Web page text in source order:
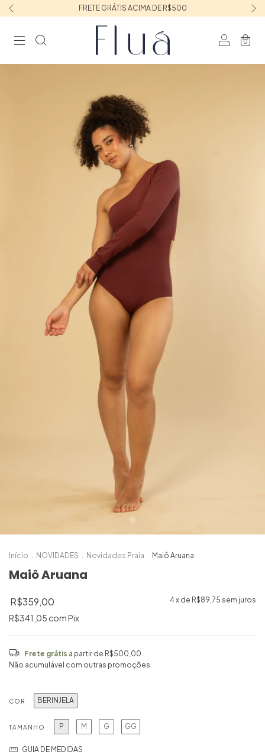
FRETE GRÁTIS ACIMA DE R$500
0
Início NOVIDADES Novidades Praia Maiô Aruana
Maiô Aruana
R$359,00 4 x de R$89,75 sem juros
R$341,05 comPix
Frete grátis a partir de R$500,00
Não acumulável com outras promoções
COR BERINJELA
TAMANHO P M G GG
GUIA DE MEDIDAS